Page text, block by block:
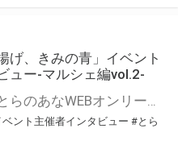
げ、きみの青」イベント
ュー-マルシェ編vol.2-
こんにちは、とらのあなWEBオンリー運営スタッフです。 新たにお届けする、イベント主催者インタビュー-マルシェ編-は、 とらのあなWEBオンリー「マルシェ」をご利用の主催様に 「マルシェ」を使ってイベントを開催した感想や心がけをお聞きする企画です。 今回は、WEBオンリー初開催「駄菓子と唐揚げ、きみの青」より、 主催のぎこ六屋様にお話を伺いました。 協力：ぎこ六屋様／イベント公式Twitter（@krkgwks） とらのあなWEBオンリー「マルシェ」とは？ WEBオンリーでリアルタイムでコミュニケーションがとれるオンライン会場です。
ント主催者インタビュー #とら